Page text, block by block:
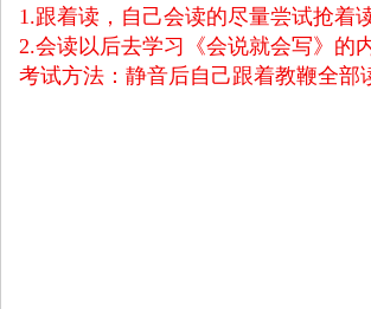
1.跟着读，自己会读的尽量尝试抢着
2.会读以后去学习《会说就会写》的
考试方法：静音后自己跟着教鞭全部